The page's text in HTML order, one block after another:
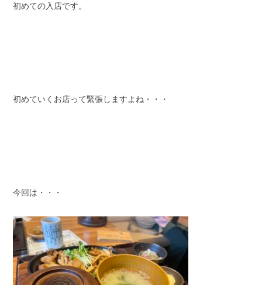
初めての入店です。
初めていくお店って緊張しますよね・・・
今回は・・・